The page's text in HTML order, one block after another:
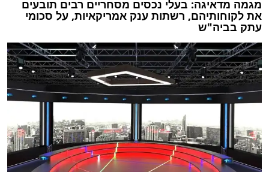
מגמה מדאיגה: בעלי נכסים מסחריים רבים תובעים
את לקוחותיהם, רשתות ענק אמריקאיות, על סכומי
עתק בביה"ש